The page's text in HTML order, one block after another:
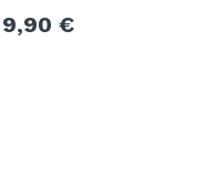
9,90 €